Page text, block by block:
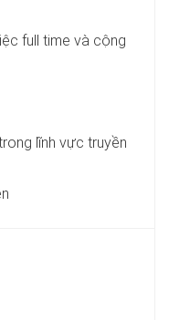
full time và cộng
lĩnh vực truyền